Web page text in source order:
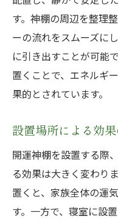
す。神棚の周辺を整理
ーの流れをスムーズに
に引き出すことが可能
置くことで、エネルギ
果的とされています。
設置場所による効
開運神棚を設置する際
る効果は大きく変わり
置くと、家族全体の運
す。一方で、寝室に設